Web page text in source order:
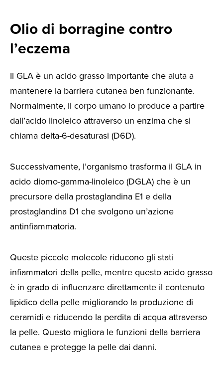
Olio di borragine contro
l’eczema
Il GLA è un acido grasso importante che aiuta a
mantenere la barriera cutanea ben funzionante.
Normalmente, il corpo umano lo produce a partire
dall’acido linoleico attraverso un enzima che si
chiama delta-6-desaturasi (D6D).
Successivamente, l’organismo trasforma il GLA in
acido diomo-gamma-linoleico (DGLA) che è un
precursore della prostaglandina E1 e della
prostaglandina D1 che svolgono un’azione
antinfiammatoria.
Queste piccole molecole riducono gli stati
infiammatori della pelle, mentre questo acido grasso
è in grado di influenzare direttamente il contenuto
lipidico della pelle migliorando la produzione di
ceramidi e riducendo la perdita di acqua attraverso
la pelle. Questo migliora le funzioni della barriera
cutanea e protegge la pelle dai danni.